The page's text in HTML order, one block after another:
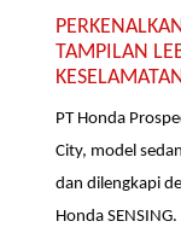
TAMPILAN
PT Honda
City, model
dan dilengkapi
Honda